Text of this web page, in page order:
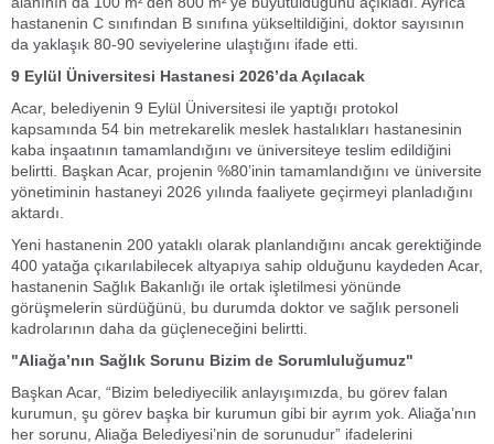
hastanenin C sınıfından B sınıfına yükseltildiğini, doktor sayısının
da yaklaşık 80-90 seviyelerine ulaştığını ifade etti.
9 Eylül Üniversitesi Hastanesi 2026’da Açılacak
Acar, belediyenin 9 Eylül Üniversitesi ile yaptığı protokol
kapsamında 54 bin metrekarelik meslek hastalıkları hastanesinin
kaba inşaatının tamamlandığını ve üniversiteye teslim edildiğini
belirtti. Başkan Acar, projenin %80’inin tamamlandığını ve üniversite
yönetiminin hastaneyi 2026 yılında faaliyete geçirmeyi planladığını
aktardı.
Yeni hastanenin 200 yataklı olarak planlandığını ancak gerektiğinde
400 yatağa çıkarılabilecek altyapıya sahip olduğunu kaydeden Acar,
hastanenin Sağlık Bakanlığı ile ortak işletilmesi yönünde
görüşmelerin sürdüğünü, bu durumda doktor ve sağlık personeli
kadrolarının daha da güçleneceğini belirtti.
"Aliağa’nın Sağlık Sorunu Bizim de Sorumluluğumuz"
Başkan Acar, “Bizim belediyecilik anlayışımızda, bu görev falan
kurumun, şu görev başka bir kurumun gibi bir ayrım yok. Aliağa’nın
her sorunu, Aliağa Belediyesi’nin de sorunudur” ifadelerini